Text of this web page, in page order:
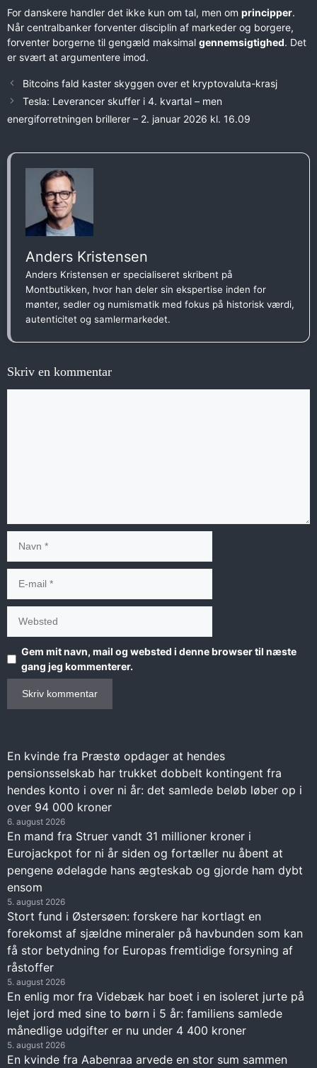
For danskere handler det ikke kun om tal, men om principper.
Når centralbanker forventer disciplin af markeder og borgere,
forventer borgerne til gengæld maksimal gennemsigtighed. Det
er svært at argumentere imod.
Bitcoins fald kaster skyggen over et kryptovaluta-krasj
Tesla: Leverancer skuffer i 4. kvartal – men
energiforretningen brillerer – 2. januar 2026 kl. 16.09
Anders Kristensen
Anders Kristensen er specialiseret skribent på
Montbutikken, hvor han deler sin ekspertise inden for
mønter, sedler og numismatik med fokus på historisk værdi,
autenticitet og samlermarkedet.
Skriv en kommentar
mail
Gem mit navn, mail og websted i denne browser til næste
gang jeg kommenterer.
En kvinde fra Præstø opdager at hendes
pensionsselskab har trukket dobbelt kontingent fra
hendes konto i over ni år: det samlede beløb løber op i
over 94 000 kroner
6. august 2026
En mand fra Struer vandt 31 millioner kroner i
Eurojackpot for ni år siden og fortæller nu åbent at
pengene ødelagde hans ægteskab og gjorde ham dybt
ensom
5. august 2026
Stort fund i Østersøen: forskere har kortlagt en
forekomst af sjældne mineraler på havbunden som kan
få stor betydning for Europas fremtidige forsyning af
råstoffer
5. august 2026
En enlig mor fra Videbæk har boet i en isoleret jurte på
lejet jord med sine to børn i 5 år: familiens samlede
månedlige udgifter er nu under 4 400 kroner
5. august 2026
En kvinde fra Aabenraa arvede en stor sum sammen